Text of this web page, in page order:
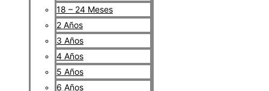
18 – 24 Meses
2 Años
3 Años
4 Años
5 Años
6 Años